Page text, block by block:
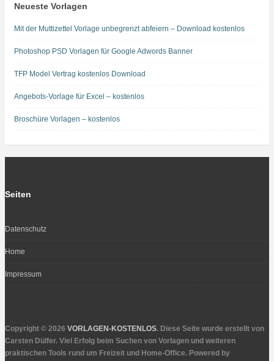
Neueste Vorlagen
Mit der Muttizettel Vorlage unbegrenzt abfeiern – Download kostenlos
Photoshop PSD Vorlagen für Google Adwords Banner
TFP Model Vertrag kostenlos Download
Angebots-Vorlage für Excel – kostenlos
Broschüre Vorlagen – kostenlos
Seiten
Datenschutz
Home
Impressum
Copyright © 2026 VORLAGEN-KOSTENLOS. Diese Seite wurde erstellt von
Carsten Dülfer. Viel Erfolg beim Suchen von Vorlagen und weiteren
praktischen Tools rund um Freizeit und Home-Office. Powered by